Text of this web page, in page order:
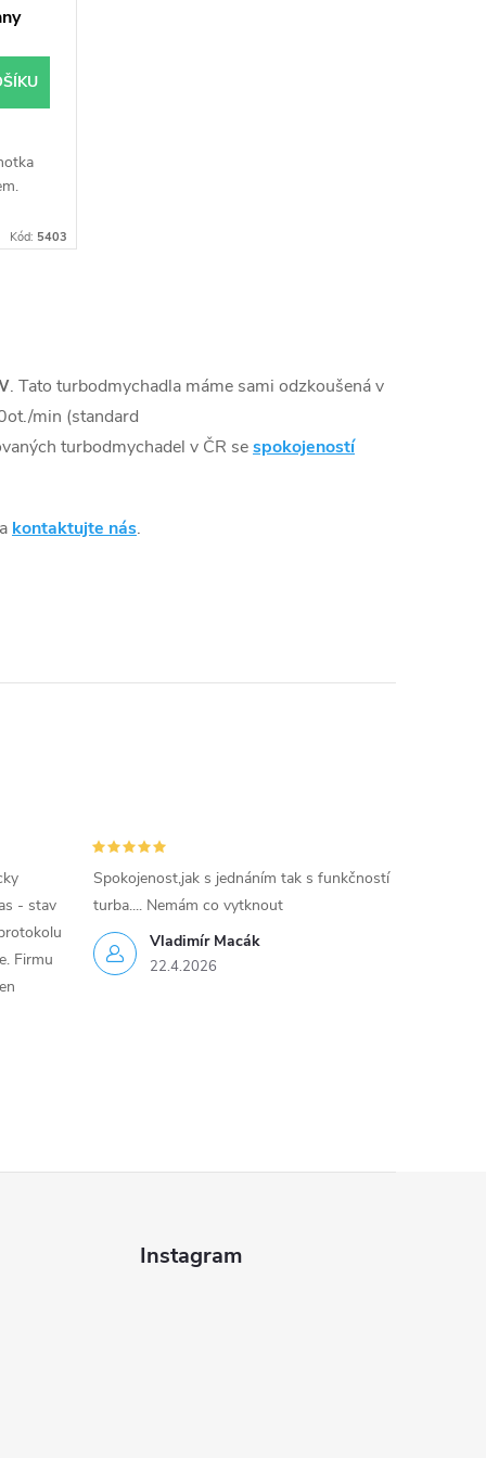
Kód: 5403
. Tato turbodmychadla máme sami odzkoušená v
min (standard
turbodmychadel v ČR sespokojeností
kontaktujte nás.
- stav
Firmu
Vladimír Macák
22.4.2026
Spokojenost,jak s jednáním tak s funkčností
turba.... Nemám co vytknout
Instagram